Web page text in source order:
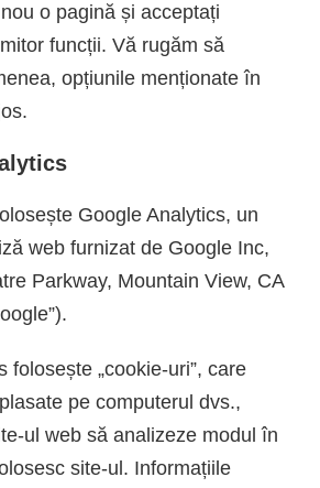
o pagină și acceptați
funcții. Vă rugăm să
opțiunile menționate în
Google Analytics, un
web furnizat de Google Inc,
Parkway, Mountain View, CA
folosește „cookie-uri”, care
pe computerul dvs.,
ul web să analizeze modul în
site-ul. Informațiile